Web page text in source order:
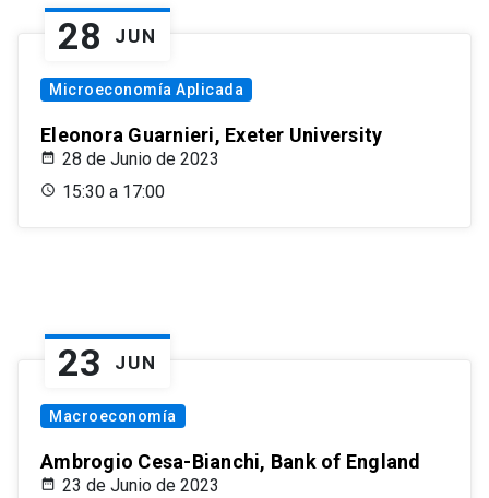
28 JUN
Microeconomía Aplicada
Eleonora Guarnieri, Exeter University
28 de Junio de 2023
15:30 a 17:00
23 JUN
Macroeconomía
Ambrogio Cesa-Bianchi, Bank of England
23 de Junio de 2023